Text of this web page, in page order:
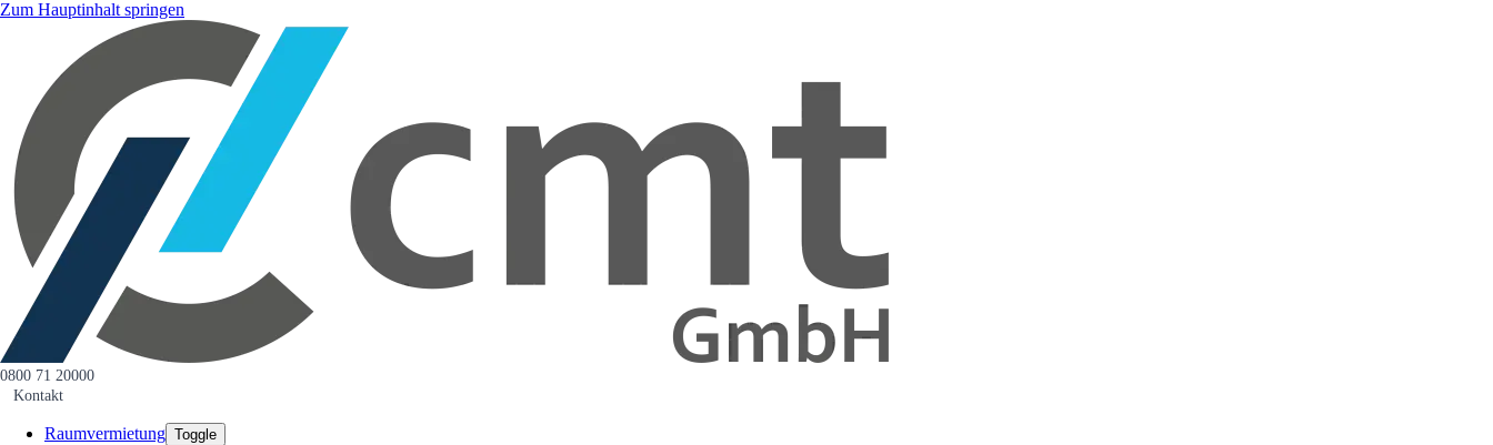
Zum Hauptinhalt springen
0800 71 20000
Kontakt
Raumvermietung Toggle